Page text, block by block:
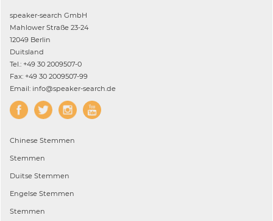
speaker-search GmbH
Mahlower Straße 23-24
12049 Berlin
Duitsland
Tel.: +49 30 2009507-0
Fax: +49 30 2009507-99
Email: info@speaker-search.de
Chinese Stemmen
Stemmen
Duitse Stemmen
Engelse Stemmen
Stemmen